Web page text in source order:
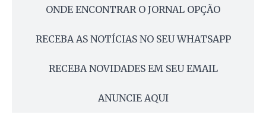
ONDE ENCONTRAR O JORNAL OPÇÃO
RECEBA AS NOTÍCIAS NO SEU WHATSAPP
RECEBA NOVIDADES EM SEU EMAIL
ANUNCIE AQUI